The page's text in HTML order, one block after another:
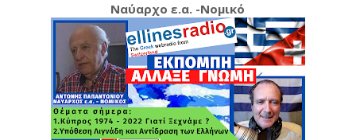
Ναύαρχο ε.α. -Νομικό